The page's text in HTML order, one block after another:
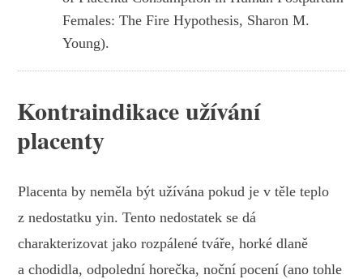
Females: The Fire Hypothesis, Sharon M.
Young).
Kontraindikace užívání
placenty
Placenta by neměla být užívána pokud je v těle teplo
z nedostatku yin. Tento nedostatek se dá
charakterizovat jako rozpálené tváře, horké dlaně
a chodidla, odpolední horečka, noční pocení (ano tohle